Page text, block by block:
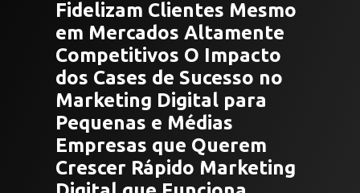
Fidelizam Clientes Mesmo
em Mercados Altamente
Competitivos O Impacto
dos Cases de Sucesso no
Marketing Digital para
Pequenas e Médias
Empresas que Querem
Crescer Rápido Marketing